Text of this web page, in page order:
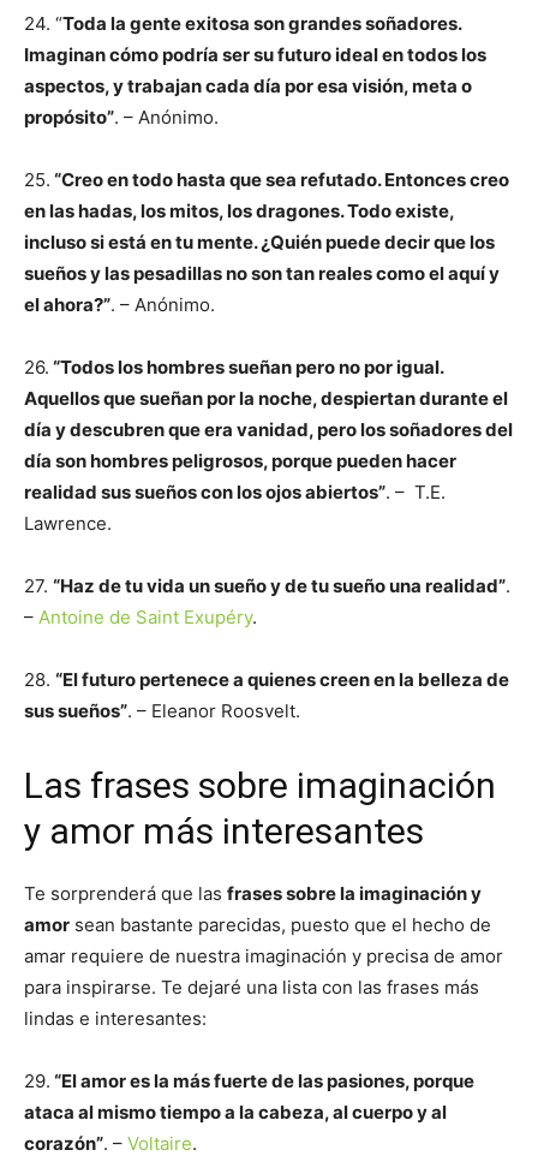
24. “Toda la gente exitosa son grandes soñadores.
Imaginan cómo podría ser su futuro ideal en todos los
aspectos, y trabajan cada día por esa visión, meta o
propósito”. – Anónimo.
25. “Creo en todo hasta que sea refutado. Entonces creo
en las hadas, los mitos, los dragones. Todo existe,
incluso si está en tu mente. ¿Quién puede decir que los
sueños y las pesadillas no son tan reales como el aquí y
el ahora?”. – Anónimo.
26. “Todos los hombres sueñan pero no por igual.
Aquellos que sueñan por la noche, despiertan durante el
día y descubren que era vanidad, pero los soñadores del
día son hombres peligrosos, porque pueden hacer
realidad sus sueños con los ojos abiertos”. – T.E.
Lawrence.
27. “Haz de tu vida un sueño y de tu sueño una realidad”.
– Antoine de Saint Exupéry.
28. “El futuro pertenece a quienes creen en la belleza de
sus sueños”. – Eleanor Roosvelt.
Las frases sobre imaginación
y amor más interesantes
Te sorprenderá que las frases sobre la imaginación y
amor sean bastante parecidas, puesto que el hecho de
amar requiere de nuestra imaginación y precisa de amor
para inspirarse. Te dejaré una lista con las frases más
lindas e interesantes:
29. “El amor es la más fuerte de las pasiones, porque
ataca al mismo tiempo a la cabeza, al cuerpo y al
corazón”. – Voltaire.